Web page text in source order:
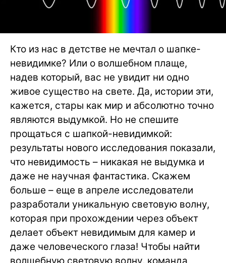
Кто из нас в детстве не мечтал о шапке-
невидимке? Или о волшебном плаще,
надев который, вас не увидит ни одно
живое существо на свете. Да, истории эти,
кажется, стары как мир и абсолютно точно
являются выдумкой. Но не спешите
прощаться с шапкой-невидимкой:
результаты нового исследования показали,
что невидимость – никакая не выдумка и
даже не научная фантастика. Скажем
больше – еще в апреле исследователи
разработали уникальную световую волну,
которая при прохождении через объект
делает объект невидимым для камер и
даже человеческого глаза! Чтобы найти